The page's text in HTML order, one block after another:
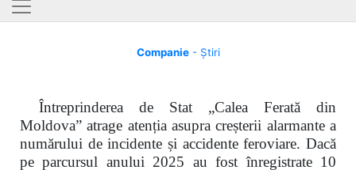
Companie- Știri
Întreprinderea de Stat „Calea Ferată din
Moldova” atrage atenția asupra creșterii alarmante a
numărului de incidente și accidente feroviare. Dacă
pe parcursul anului 2025 au fost înregistrate 10